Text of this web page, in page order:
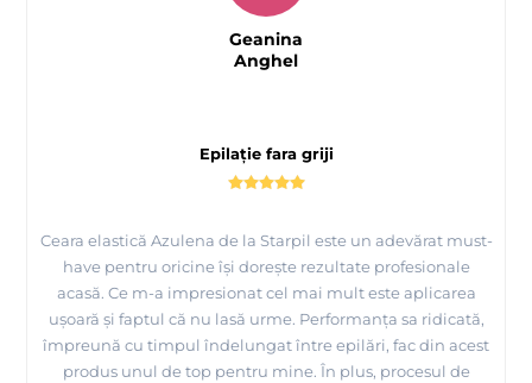
Epilație fara griji
Ceara elastică Azulena de la Starpil este un adevărat must-
have pentru oricine își dorește rezultate profesionale
acasă. Ce m-a impresionat cel mai mult este aplicarea
ușoară și faptul că nu lasă urme. Performanța sa ridicată,
împreună cu timpul îndelungat între epilări, fac din acest
produs unul de top pentru mine. În plus, procesul de
Geanina
Anghel